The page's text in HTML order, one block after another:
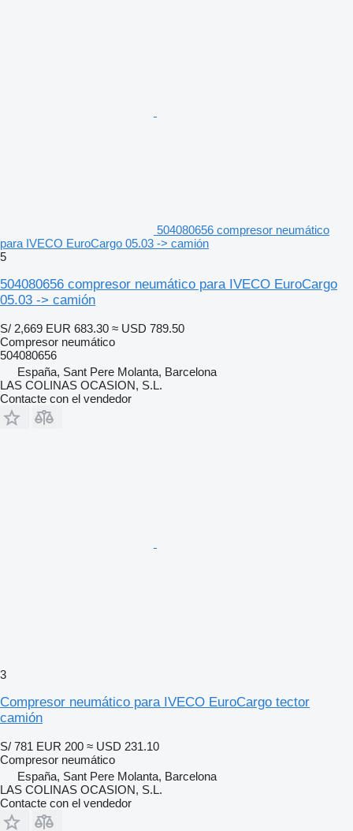
504080656 compresor neumático
para IVECO EuroCargo 05.03 -> camión
5
504080656 compresor neumático para IVECO EuroCargo
05.03 -> camión
S/ 2,669 EUR 683.30 ≈ USD 789.50
Compresor neumático
504080656
España, Sant Pere Molanta, Barcelona
LAS COLINAS OCASION, S.L.
Contacte con el vendedor
3
Compresor neumático para IVECO EuroCargo tector
camión
S/ 781 EUR 200 ≈ USD 231.10
Compresor neumático
España, Sant Pere Molanta, Barcelona
LAS COLINAS OCASION, S.L.
Contacte con el vendedor